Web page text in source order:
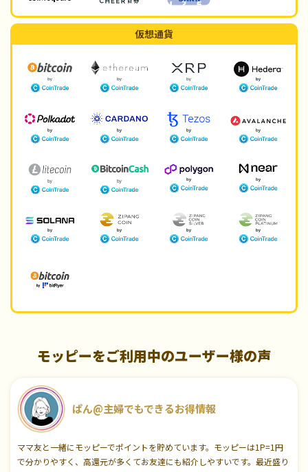
仮想通貨
モッピーをご利用中のユーザー様の声
ぱん@主婦でもできるお得情報
ママ友と一緒にモッピーでポイントを貯めています。モッピーは1P=1円
で分かりやすく、高還元が多くてお友達にも紹介しやすいです。最近盛り